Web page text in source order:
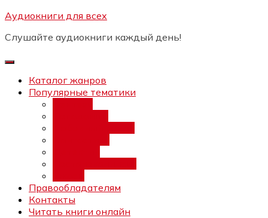
Перейти
содержимому
Аудиокниги для всех
Слушайте аудиокниги каждый день!
Каталог жанров
Популярные тематики
Правообладателям
Контакты
Читать книги онлайн
Бесплатный интенсив:
каналов"